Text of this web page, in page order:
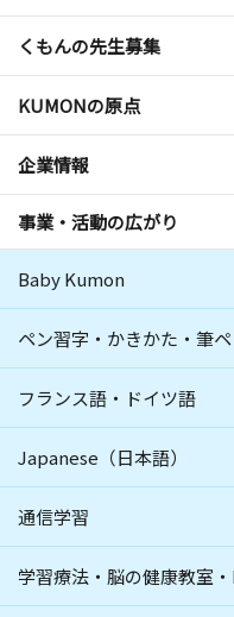
くもんの先生募集
KUMONの原点
企業情報
事業・活動の広がり
Baby Kumon
ペン習字・かきかた・筆
フランス語・ドイツ語
Japanese（日本語）
通信学習
学習療法・脳の健康教室